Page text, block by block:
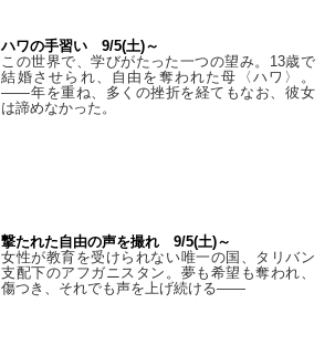
ハワの手習い 9/5(土)～
この世界で、学びがたった一つの望み。13歳で
結婚させられ、自由を奪われた母〈ハワ〉。
——年を重ね、多くの挫折を経てもなお、彼女
は諦めなかった。
撃たれた自由の声を撮れ 9/5(土)～
女性が教育を受けられない唯一の国、タリバン
支配下のアフガニスタン。夢も希望も奪われ、
傷つき、それでも声を上げ続ける——